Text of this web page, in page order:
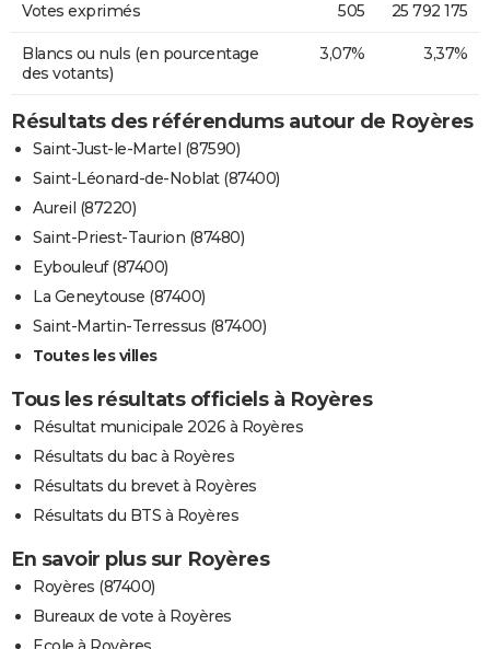
Votes exprimés 505 25 792 175
Blancs ou nuls (en pourcentage
des votants)
3,07% 3,37%
Résultats des référendums autour de Royères
Saint-Just-le-Martel (87590)
Saint-Léonard-de-Noblat (87400)
Aureil (87220)
Saint-Priest-Taurion (87480)
Eybouleuf (87400)
La Geneytouse (87400)
Saint-Martin-Terressus (87400)
Toutes les villes
Tous les résultats officiels à Royères
Résultat municipale 2026 à Royères
Résultats du bac à Royères
Résultats du brevet à Royères
Résultats du BTS à Royères
En savoir plus sur Royères
Royères (87400)
Bureaux de vote à Royères